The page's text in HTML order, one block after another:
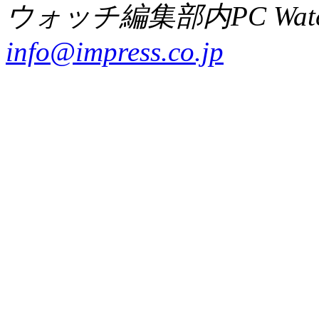
ウォッチ編集部内PC
info@impress.co.jp